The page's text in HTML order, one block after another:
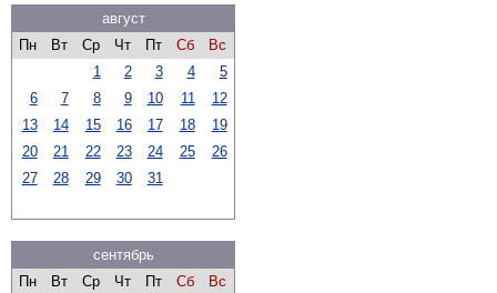
август
Пн
Вт Ср Чт Пт Сб
Вс
1
2 3 4
5
6
7 8 9 10 11
12
13
14 15 16 17 18
19
20
21 22 23 24 25
26
27
28 29 30 31
сентябрь
Пн
Вт Ср Чт Пт Сб
Вс